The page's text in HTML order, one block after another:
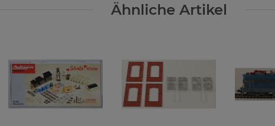
Ähnliche Artikel